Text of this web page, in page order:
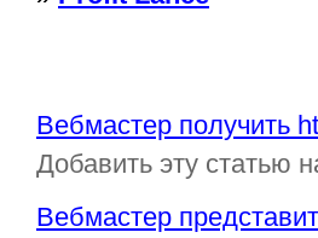
Вебмастер получить
Добавить эту статью
Вебмастер